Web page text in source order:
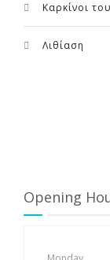
Καρκίνοι
Λιθίαση
Opening